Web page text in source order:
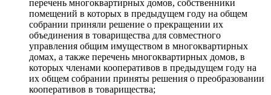
перечень многоквартирных домов, собственники
помещений в которых в предыдущем году на общем
собрании приняли решение о прекращении их
объединения в товарищества для совместного
управления общим имуществом в многоквартирных
домах, а также перечень многоквартирных домов, в
которых членами кооперативов в предыдущем году на
их общем собрании приняты решения о преобразовании
кооперативов в товарищества;